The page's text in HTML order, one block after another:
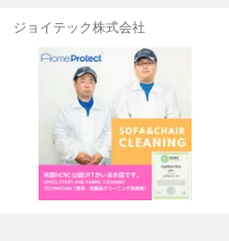
ジョイテック株式会社